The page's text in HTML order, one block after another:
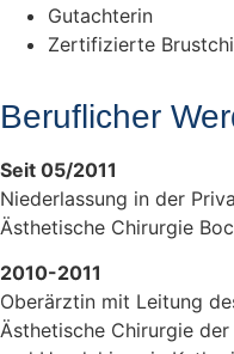
Gutachterin
Zertifizierte
Beruflicher
Seit 05/2011
Niederlassung in der
Ästhetische Chirurgie
2010-2011
Oberärztin mit Leitung
Ästhetische Chirurgie